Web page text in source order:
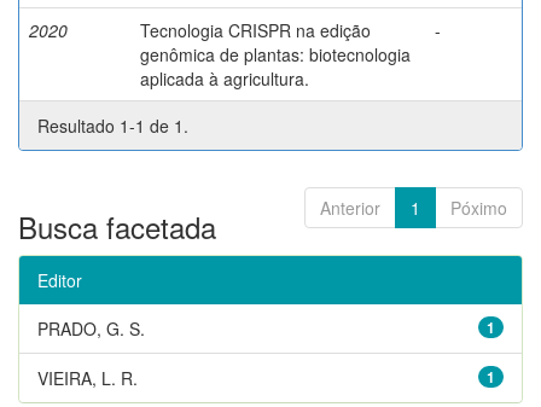
2020
Tecnologia CRISPR na edição
genômica de plantas: biotecnologia
aplicada à agricultura.
-
Resultado 1-1 de 1.
Anterior 1 Póximo
Busca facetada
Editor
1
PRADO, G. S.
1
VIEIRA, L. R.